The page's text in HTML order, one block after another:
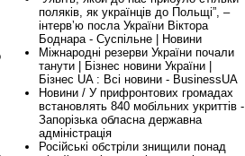
поляків, як українців до Польщі”, –
інтервʼю посла України Віктора
Боднара - Суспільне | Новини
Міжнародні резерви України почали
танути | Бізнес новини України |
Бізнес UA : Всі новини - BusinessUA
Новини / У прифронтових громадах
встановлять 840 мобільних укриттів -
Запорізька обласна державна
адміністрація
Російські обстріли знищили понад